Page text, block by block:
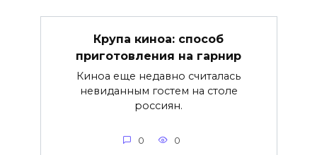
Крупа киноа: способ
приготовления на гарнир
Киноа еще недавно считалась
невиданным гостем на столе
россиян.
0 0